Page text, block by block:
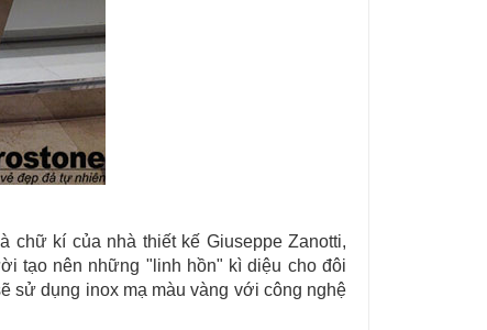
chữ kí của nhà thiết kế Giuseppe Zanotti,
tạo nên những "linh hồn" kì diệu cho đôi
sử dụng inox mạ màu vàng với công nghệ